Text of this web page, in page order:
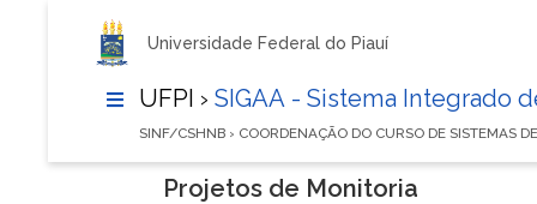
Universidade Federal do Piauí
UFPI › SIGAA - Sistema Integrado
SINF/CSHNB › COORDENAÇÃO DO CURSO DE SISTEMAS
Projetos de Monitoria